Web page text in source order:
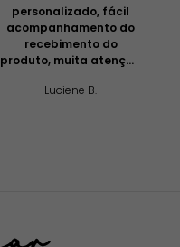
personalizado, fácil
acompanhamento do
recebimento do
produto, muita atenção
Luciene B.